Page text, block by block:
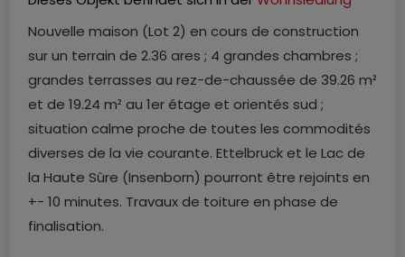
Nouvelle maison (Lot 2) en cours de construction
sur un terrain de 2.36 ares ; 4 grandes chambres ;
grandes terrasses au rez-de-chaussée de 39.26 m²
et de 19.24 m² au 1er étage et orientés sud ;
situation calme proche de toutes les commodités
diverses de la vie courante. Ettelbruck et le Lac de
la Haute Sûre (Insenborn) pourront être rejoints en
+- 10 minutes. Travaux de toiture en phase de
finalisation.